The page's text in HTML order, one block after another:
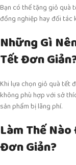
Bạn có thể tặng giỏ quà
đồng nghiệp hay đối tác
Những Gì
Tết Đơn
Khi lựa chọn giỏ quà tết
không phù hợp với sở
sản phẩm bị lãng phí.
Làm Thế
Đơn Giản?